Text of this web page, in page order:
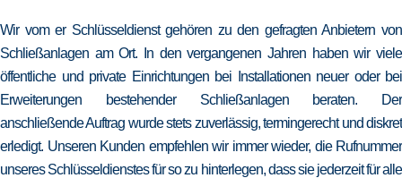
Wir vom er Schlüsseldienst gehören zu den gefragten Anbietern von
Schließanlagen am Ort. In den vergangenen Jahren haben wir viele
öffentliche und private Einrichtungen bei Installationen neuer oder bei
Erweiterungen bestehender Schließanlagen beraten. Der
anschließende Auftrag wurde stets zuverlässig, termingerecht und diskret
erledigt. Unseren Kunden empfehlen wir immer wieder, die Rufnummer
unseres Schlüsseldienstes für so zu hinterlegen, dass sie jederzeit für alle